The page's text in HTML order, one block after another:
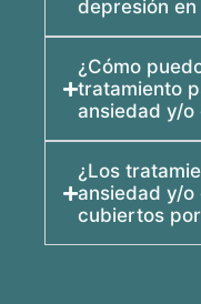
depresión en
¿Cómo
tratamiento
ansiedad y/o
¿Los
ansiedad y/o
cubiertos